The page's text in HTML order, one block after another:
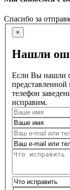
Спасибо за
×
Нашли
Если Вы нашли
телефон
исправим.